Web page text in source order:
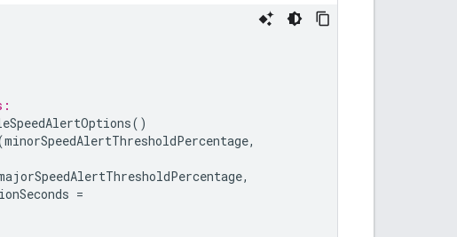
()
minorSpeedAlertThresholdPercentage,
,
=